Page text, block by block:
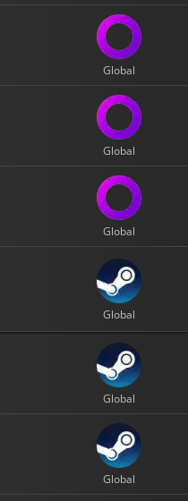
Global
Global
Global
Global
Global
Global